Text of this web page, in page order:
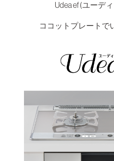
Udea ef (ユーデ
ココットプレートで